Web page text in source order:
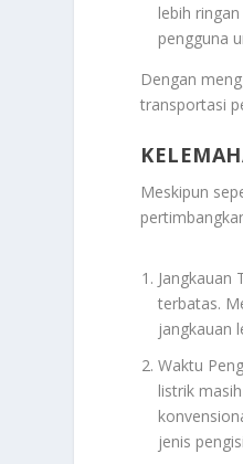
lebih
pengguna
Dengan
transportasi
Meskipun
terbatas.
jangkauan
Waktu
listrik
jenis